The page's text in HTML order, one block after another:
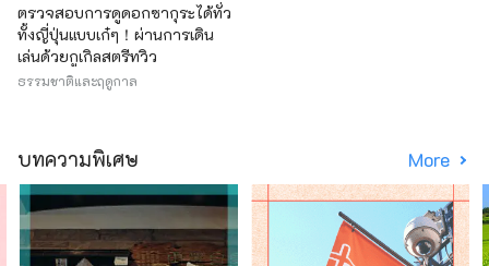
ตรวจสอบการดูดอกซากุระได้ทั่ว
ทั้งญี่ปุ่นแบบเก๋ๆ！ผ่านการเดิน
เล่นด้วยกูเกิลสตรีทวิว
ธรรมชาติและฤดูกาล
บทความพิเศษ More